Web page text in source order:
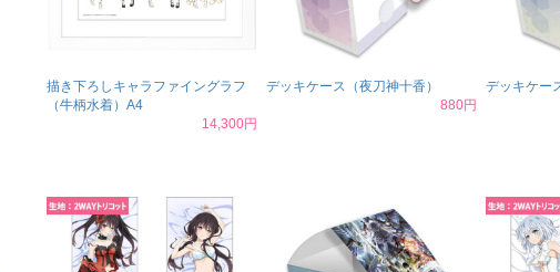
描き下ろしキャラファイングラフ
（牛柄水着）A4
14,300円
デッキケース（夜刀神十香）
880円
デッキケー